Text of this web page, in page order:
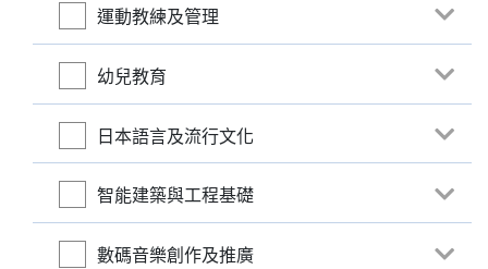
運動教練及管理
幼兒教育
日本語言及流行文化
智能建築與工程基礎
數碼音樂創作及推廣